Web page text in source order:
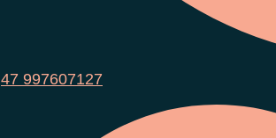
47 997607127